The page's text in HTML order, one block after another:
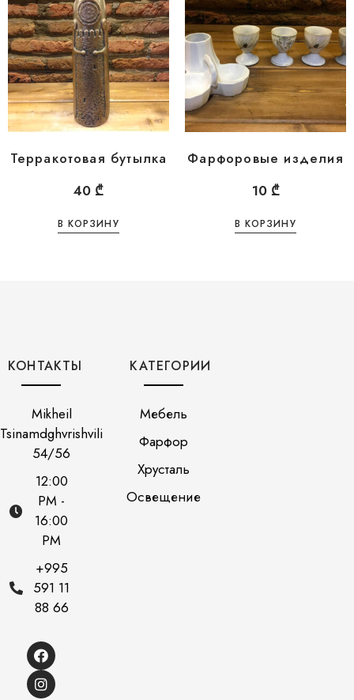
Терракотовая бутылка
40 ₾
В КОРЗИНУ
Фарфоровые изделия
10 ₾
В КОРЗИНУ
КОНТАКТЫ
Mikheil
Tsinamdghvrishvili
54/56
12:00
PM -
16:00
PM
+995
591 11
88 66
КАТЕГОРИИ
Мебель
Фарфор
Хрусталь
Освещение